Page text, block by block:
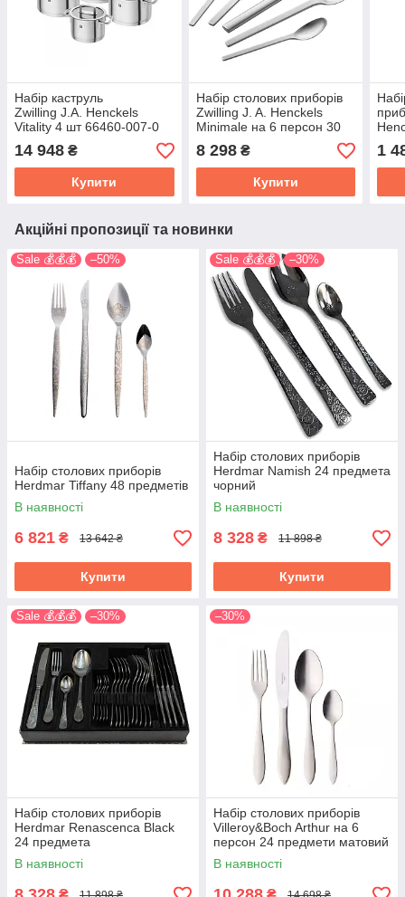
Набір каструль
Zwilling J.A. Henckels
Vitality 4 шт 66460-007-0
14 948 ₴
Купити
Набір столових приборів
Zwilling J. A. Henckels
Minimale на 6 персон 30
предметів 1026380
8 298₴
Купити
1
Акційні пропозиції та новинки
Sale 💰💰💰 –50%
Набір столових приборів
Herdmar Tiffany 48 предметів
В наявності
6 821 ₴ 13 642 ₴
Купити
Sale 💰💰💰 –30%
Набір столових приборів
Herdmar Namish 24 предмета
чорний
В наявності
8 328 ₴ 11 898 ₴
Купити
Sale 💰💰💰 –30%
Набір столових приборів
Herdmar Renascenca Black
24 предмета
В наявності
–30%
Набір столових приборів
Villeroy&Boch Arthur на 6
персон 24 предмети матовий
1263949037
В наявності